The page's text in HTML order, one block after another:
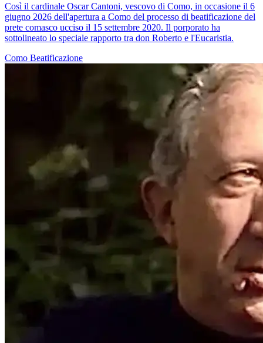
Così il cardinale Oscar Cantoni, vescovo di Como, in occasione il 6
giugno 2026 dell'apertura a Como del processo di beatificazione del
prete comasco ucciso il 15 settembre 2020. Il porporato ha
sottolineato lo speciale rapporto tra don Roberto e l'Eucaristia.
Como Beatificazione